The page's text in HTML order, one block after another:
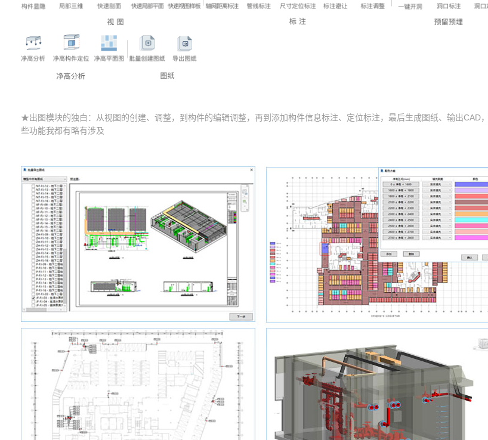
★出图模块的独白：从视图的创建、调整，到构件的编辑调整，再到添加构件信息标注、定位标注，最后生成图纸、输出CAD
些功能我都有略有涉及